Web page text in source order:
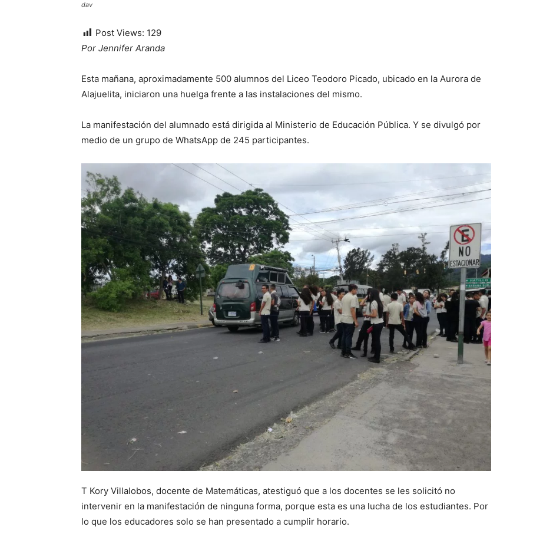
dav
Post Views: 129
Por Jennifer Aranda
Esta mañana, aproximadamente 500 alumnos del Liceo Teodoro Picado, ubicado en la Aurora de
Alajuelita, iniciaron una huelga frente a las instalaciones del mismo.
La manifestación del alumnado está dirigida al Ministerio de Educación Pública. Y se divulgó por
medio de un grupo de WhatsApp de 245 participantes.
T Kory Villalobos, docente de Matemáticas, atestiguó que a los docentes se les solicitó no
intervenir en la manifestación de ninguna forma, porque esta es una lucha de los estudiantes. Por
lo que los educadores solo se han presentado a cumplir horario.